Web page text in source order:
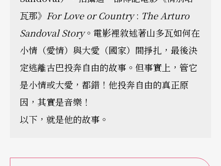
瓦那》 For Love or Country: The Arturo
Sandoval Story。電影裡敘述著山多瓦如何在
小情（愛情）與大愛（國家）間掙扎，最後決
定逃離古巴投奔自由的故事。但事實上，管它
是小情或大愛，都錯！他投奔自由的真正原
因，其實是音樂！
以下，就是他的故事。